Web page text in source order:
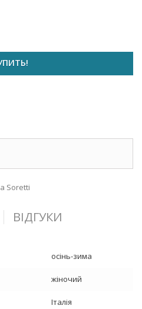
Soretti
ВІДГУКИ
осінь-зима
жіночий
Італія